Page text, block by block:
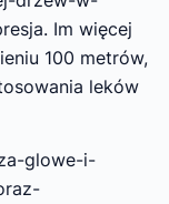
Im więcej
100 metrów,
leków
glowe-i-